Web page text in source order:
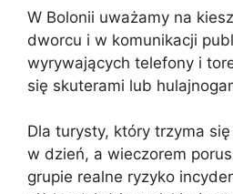
W Bolonii uważamy na
dworcu i w komunikacji
wyrywających telefony i
się skuterami lub
Dla turysty, który trzyma
w dzień, a wieczorem
grupie realne ryzyko